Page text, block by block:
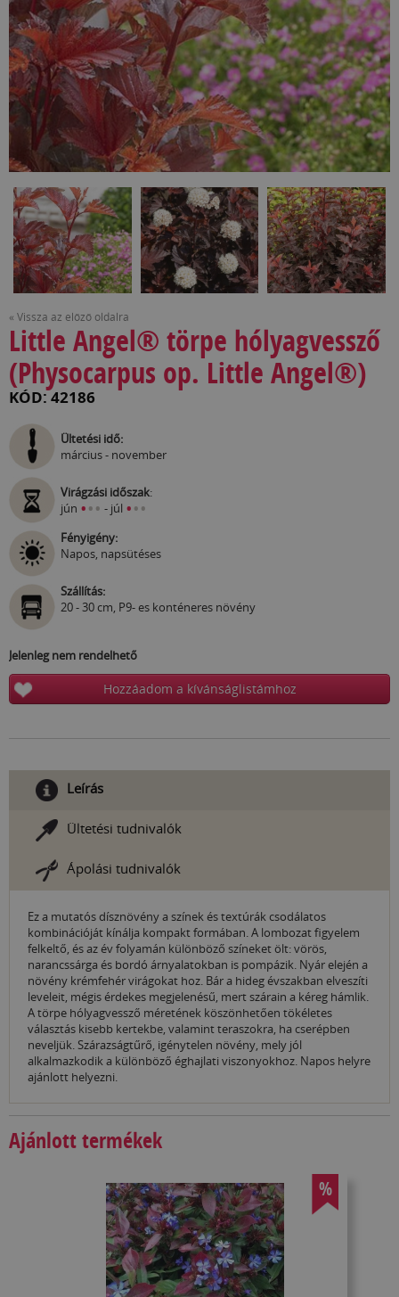
« Vissza az előző oldalra
Little Angel® törpe hólyagvessző
(Physocarpus op. Little Angel®)
KÓD: 42186
Ültetési idő:
március - november
Virágzási időszak:
jún ••• - júl •••
Fényigény:
Napos, napsütéses
Szállítás:
20 - 30 cm, P9- es konténeres növény
Jelenleg nem rendelhető
Hozzáadom a kívánságlistámhoz
Leírás
Ültetési tudnivalók
Ápolási tudnivalók
Ez a mutatós dísznövény a színek és textúrák csodálatos
kombinációját kínálja kompakt formában. A lombozat figyelem
felkeltő, és az év folyamán különböző színeket ölt: vörös,
narancssárga és bordó árnyalatokban is pompázik. Nyár elején a
növény krémfehér virágokat hoz. Bár a hideg évszakban elveszíti
leveleit, mégis érdekes megjelenésű, mert szárain a kéreg hámlik.
A törpe hólyagvessző méretének köszönhetően tökéletes
választás kisebb kertekbe, valamint teraszokra, ha cserépben
neveljük. Szárazságtűrő, igénytelen növény, mely jól
alkalmazkodik a különböző éghajlati viszonyokhoz. Napos helyre
ajánlott helyezni.
Ajánlott termékek
%